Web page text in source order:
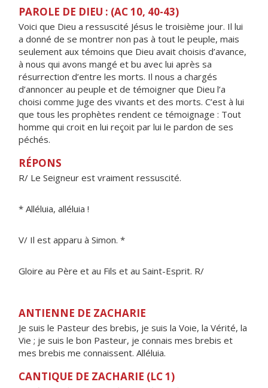
PAROLE DE DIEU : (AC 10, 40-43)
Voici que Dieu a ressuscité Jésus le troisième jour. Il lui
a donné de se montrer non pas à tout le peuple, mais
seulement aux témoins que Dieu avait choisis d’avance,
à nous qui avons mangé et bu avec lui après sa
résurrection d’entre les morts. Il nous a chargés
d’annoncer au peuple et de témoigner que Dieu l’a
choisi comme Juge des vivants et des morts. C’est à lui
que tous les prophètes rendent ce témoignage : Tout
homme qui croit en lui reçoit par lui le pardon de ses
péchés.
RÉPONS
R/ Le Seigneur est vraiment ressuscité.
* Alléluia, alléluia !
V/ Il est apparu à Simon. *
Gloire au Père et au Fils et au Saint-Esprit. R/
ANTIENNE DE ZACHARIE
Je suis le Pasteur des brebis, je suis la Voie, la Vérité, la
Vie ; je suis le bon Pasteur, je connais mes brebis et
mes brebis me connaissent. Alléluia.
CANTIQUE DE ZACHARIE (LC 1)